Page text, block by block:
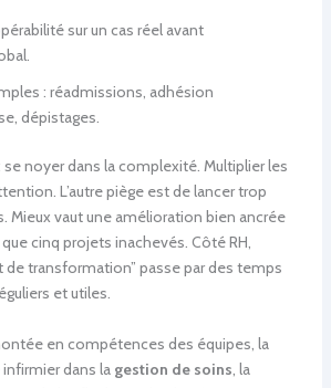
sur un cas réel avant
: réadmissions, adhésion
dépistages.
se noyer dans la complexité. Multiplier les
L’autre piège est de lancer trop
Mieux vaut une amélioration bien ancrée
cinq projets inachevés. Côté RH,
de transformation” passe par des temps
et utiles.
en compétences des équipes, la
dans la gestion de soins , la